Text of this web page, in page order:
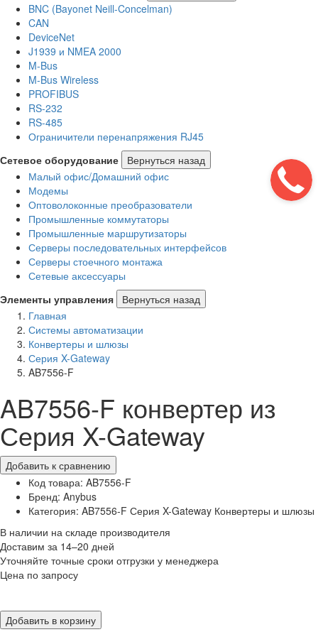
BNC (Bayonet Neill-Concelman)
CAN
DeviceNet
J1939 и NMEA 2000
M-Bus
M-Bus Wireless
PROFIBUS
RS-232
RS-485
Ограничители перенапряжения RJ45
Сетевое оборудование
Вернуться назад
Малый офис/Домашний офис
Модемы
Оптоволоконные преобразователи
Промышленные коммутаторы
Промышленные маршрутизаторы
Серверы последовательных интерфейсов
Серверы стоечного монтажа
Сетевые аксессуары
Элементы управления
Вернуться назад
Главная
Системы автоматизации
Конвертеры и шлюзы
Серия X-Gateway
AB7556-F
AB7556-F конвертер из
Серия X-Gateway
Добавить к сравнению
Код товара: AB7556-F
Бренд: Anybus
Категория: AB7556-F Серия X-Gateway Конвертеры и шлюзы
В наличии на складе производителя
Доставим за 14–20 дней
Уточняйте точные сроки отгрузки у менеджера
Цена по запросу
Добавить в корзину